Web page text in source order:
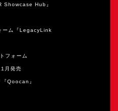
Showcase Hub』
ーム『LegacyLink
フォーム
月発売
Qoocan』